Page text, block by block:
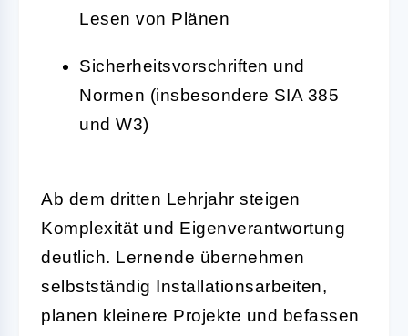
Lesen von Plänen
Sicherheitsvorschriften und
Normen (insbesondere SIA 385
und W3)
Ab dem dritten Lehrjahr steigen
Komplexität und Eigenverantwortung
deutlich. Lernende übernehmen
selbstständig Installationsarbeiten,
planen kleinere Projekte und befassen